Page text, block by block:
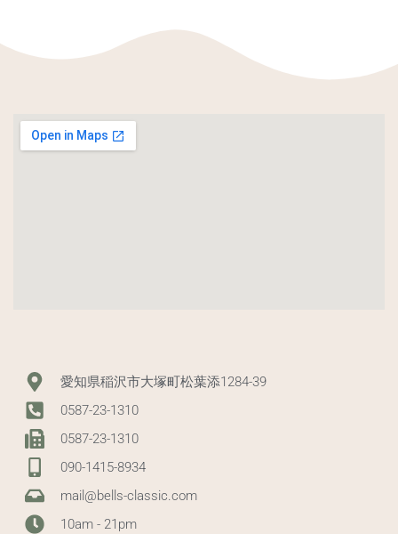
愛知県稲沢市大塚町松葉添1284-39
0587-23-1310
0587-23-1310
090-1415-8934
mail@bells-classic.com
10am - 21pm